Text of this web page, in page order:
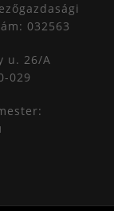
032563
u. 26/A
029